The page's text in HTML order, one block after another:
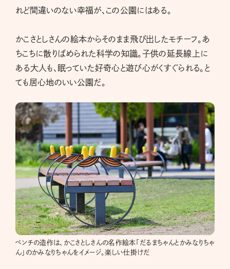
れど間違いのない幸福が、この公園にはある。
かこさとしさんの絵本からそのまま飛び出したモチーフ。あ
ちこちに散りばめられた科学の知識。子供の延長線上に
ある大人も、眠っていた好奇心と遊び心がくすぐられる。と
ても居心地のいい公園だ。
ベンチの造作は、かこさとしさんの名作絵本「だるまちゃんとかみなりちゃ
ん」のかみなりちゃんをイメージ。楽しい仕掛けだ